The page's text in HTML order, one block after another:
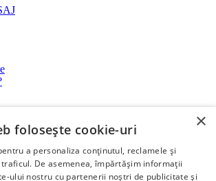
si GDPR
×
folosește cookie-uri
a personaliza conținutul, reclamele și
De asemenea, împărtășim informații
ului nostru cu partenerii noștri de publicitate și